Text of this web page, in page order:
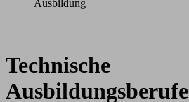
Ausbildung
Technische
Ausbildungsberufe